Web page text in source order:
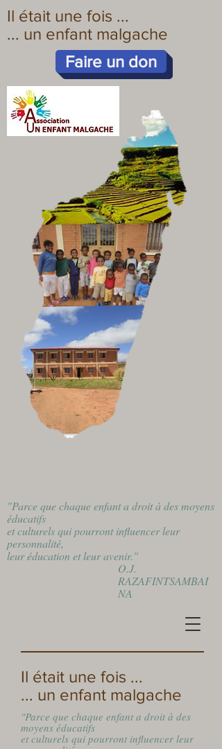
Il était une fois ...
... un enfant malgache
"Parce que chaque enfant a droit à des moyens
éducatifs
et culturels qui pourront influencer leur
personnalité,
leur éducation et leur avenir."
O.J.
RAZAFINTSAMBAI
NA
Faire un don
Il était une fois ...
... un enfant malgache
"Parce que chaque enfant a droit à des
moyens éducatifs
et culturels qui pourront influencer leur